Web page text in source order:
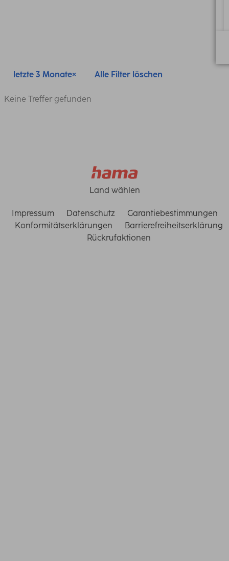
letzte 3 Monate Alle Filter löschen
Keine Treffer gefunden
Land wählen
Impressum Datenschutz
Garantiebestimmungen
Konformitätserklärungen
Barrierefreiheitserklärung
Rückrufaktionen